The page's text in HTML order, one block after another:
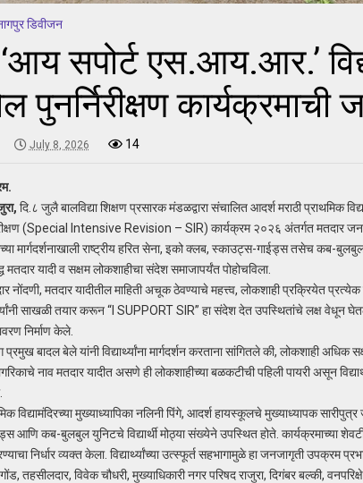
डिवीजन
सपोर्ट एस.आय.आर.’
पुनर्निरीक्षण कार्यक्रमाची
July 8, 2026 14
दि.८ जुलै बालविद्या शिक्षण प्रसारक मंडळद्वारा संचालित आदर्श मराठी प्राथमिक
(Special Intensive Revision – SIR) कार्यक्रम २०२६ अंतर्गत मतदार
मार्गदर्शनाखाली राष्ट्रीय हरित सेना, इको क्लब, स्काउट्स-गाईड्स तसेच कब-
मतदार यादी व सक्षम लोकशाहीचा संदेश समाजापर्यंत पोहोचविला.
नोंदणी, मतदार यादीतील माहिती अचूक ठेवण्याचे महत्त्व, लोकशाही प्रक्रियेत
साखळी तयार करून “I SUPPORT SIR” हा संदेश देत उपस्थितांचे लक्ष वेधून
निर्माण केले.
प्रमुख बादल बेले यांनी विद्यार्थ्यांना मार्गदर्शन करताना सांगितले की, लोकशाही
नाव मतदार यादीत असणे ही लोकशाहीच्या बळकटीची पहिली पायरी असून
विद्यामंदिरच्या मुख्याध्यापिका नलिनी पिंगे, आदर्श हायस्कूलचे मुख्याध्यापक
आणि कब-बुलबुल युनिटचे विद्यार्थी मोठ्या संख्येने उपस्थित होते. कार्यक्रमाच्या
निर्धार व्यक्त केला. विद्यार्थ्यांच्या उत्स्फूर्त सहभागामुळे हा जनजागृती उपक्रम
तहसीलदार, विवेक चौधरी, मुख्याधिकारी नगर परिषद राजुरा, दिगंबर बल्की,